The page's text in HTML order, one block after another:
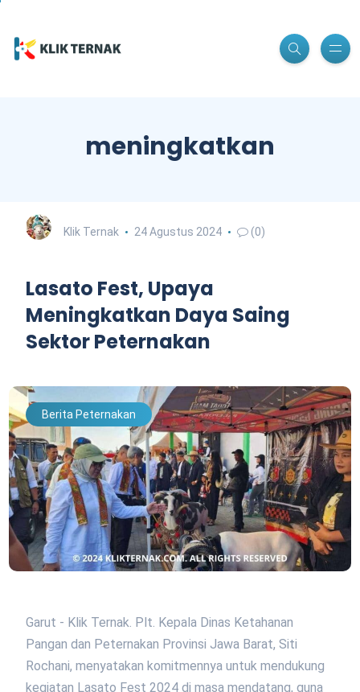
meningkatkan
Klik Ternak 24 Agustus 2024 (0)
Lasato Fest, Upaya
Meningkatkan Daya Saing
Sektor Peternakan
Berita Peternakan
Garut - Klik Ternak. Plt. Kepala Dinas Ketahanan
Pangan dan Peternakan Provinsi Jawa Barat, Siti
Rochani, menyatakan komitmennya untuk mendukung
kegiatan Lasato Fest 2024 di masa mendatang, guna